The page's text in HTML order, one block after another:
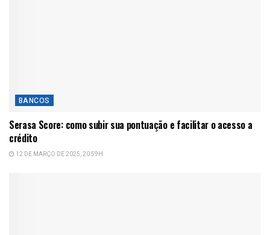
BANCOS
Serasa Score: como subir sua pontuação e facilitar o acesso a
crédito
12 DE MARÇO DE 2025, 20:59H